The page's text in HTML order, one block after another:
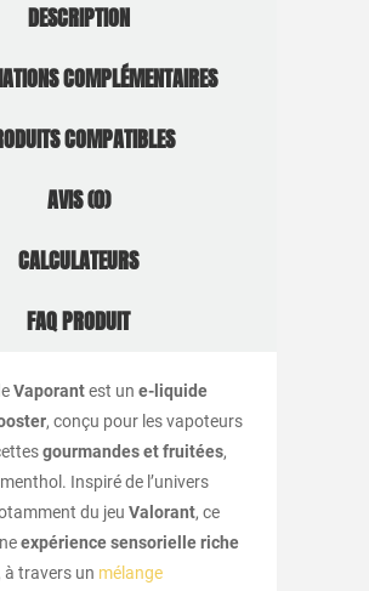
DESCRIPTION
COMPLÉMENTAIRES
COMPATIBLES
AVIS (0)
CALCULATEURS
FAQ PRODUIT
Vaporantest un e-liquide
, conçu pour les vapoteurs
gourmandes et fruitées,
Inspiré de l’univers
du jeu Valorant, ce
expérience sensorielle riche
à travers un mélange